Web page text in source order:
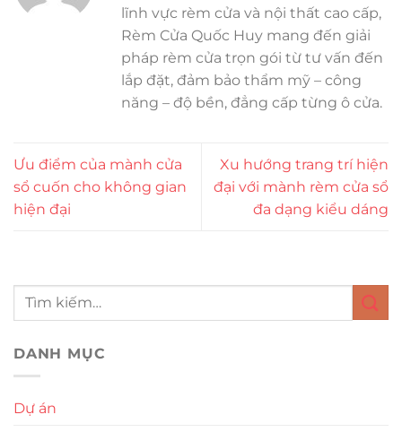
lĩnh vực rèm cửa và nội thất cao cấp,
Rèm Cửa Quốc Huy mang đến giải
pháp rèm cửa trọn gói từ tư vấn đến
lắp đặt, đảm bảo thẩm mỹ – công
năng – độ bền, đẳng cấp từng ô cửa.
Ưu điểm của mành cửa
sổ cuốn cho không gian
hiện đại
Xu hướng trang trí hiện
đại với mành rèm cửa sổ
đa dạng kiểu dáng
DANH MỤC
Dự án